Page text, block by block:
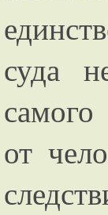
суда
самого
от